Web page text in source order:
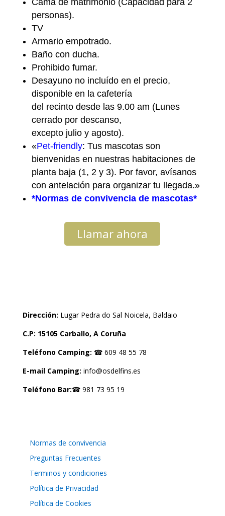
Cama de matrimonio (Capacidad para 2
personas).
TV
Armario empotrado.
Baño con ducha.
Prohibido fumar.
Desayuno no incluído en el precio,
disponible en la cafetería
del recinto desde las 9.00 am (Lunes
cerrado por descanso,
excepto julio y agosto).
«Pet-friendly: Tus mascotas son
bienvenidas en nuestras habitaciones de
planta baja (1, 2 y 3). Por favor, avísanos
con antelación para organizar tu llegada.»
*Normas de convivencia de mascotas*
Llamar ahora
Dirección: Lugar Pedra do Sal Noicela, Baldaio
C.P: 15105 Carballo, A Coruña
Teléfono Camping: ☎ 609 48 55 78
E-mail Camping: info@osdelfins.es
Teléfono Bar:☎ 981 73 95 19
Normas de convivencia
Preguntas Frecuentes
Terminos y condiciones
Política de Privacidad
Política de Cookies